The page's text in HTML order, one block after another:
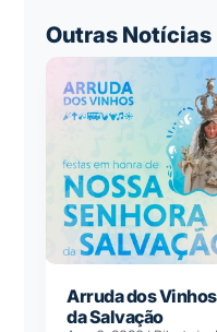
Outras Notícias
Arruda dos
da Salvação